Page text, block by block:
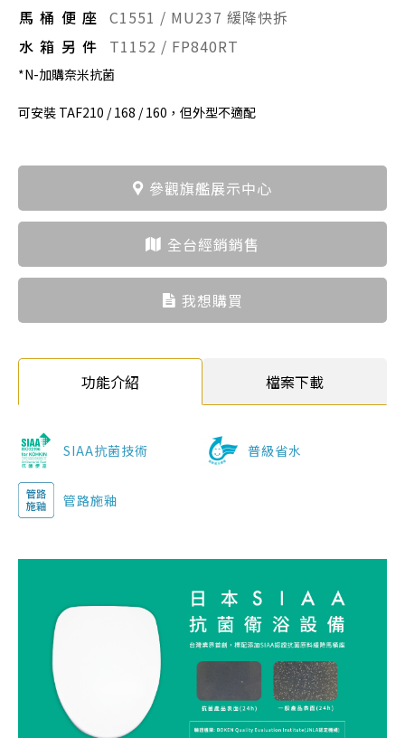
馬桶便座 C1551 / MU237 緩降快拆
水箱另件
T1152 / FP840RT
*N-加購奈米抗菌
可安裝 TAF210 / 168 / 160，但外型不適配
參觀旗艦展示中心
全台經銷銷售
我想購買
功能介紹 檔案下載
SIAA抗菌技術 普級省水
管路施釉